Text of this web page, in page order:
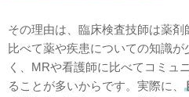
その理由は、臨床検査技師は薬剤
比べて薬や疾患についての知識が
く、MRや看護師に比べてコミュ
ることが多いからです。実際に、